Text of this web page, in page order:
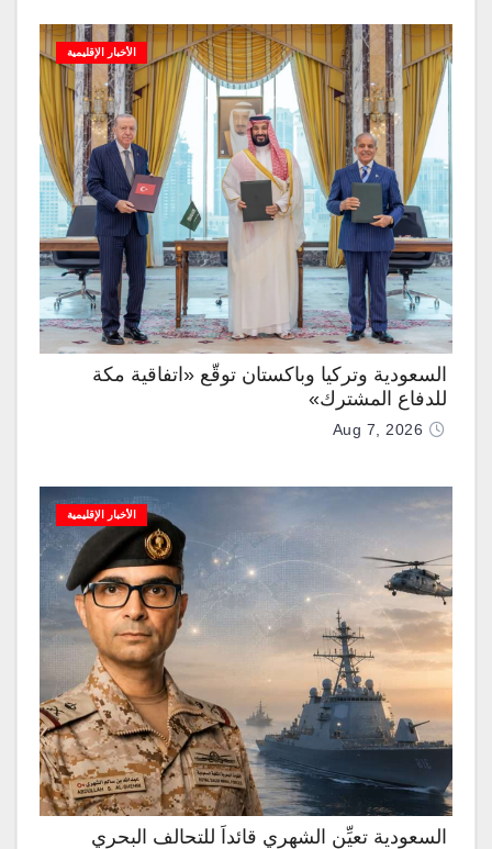
الأخبار الإقليمية
السعودية وتركيا وباكستان توقّع «اتفاقية مكة
للدفاع المشترك»
Aug 7, 2026
الأخبار الإقليمية
السعودية تعيِّن الشهري قائداً للتحالف البحري